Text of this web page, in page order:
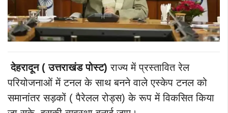
देहरादून ( उत्तराखंड पोस्ट) राज्य में प्रस्तावित रेल
परियोजनाओं में टनल के साथ बनने वाले एस्केप टनल को
समानांतर सड़कों ( पैरेलल रोड्स) के रूप में विकसित किया